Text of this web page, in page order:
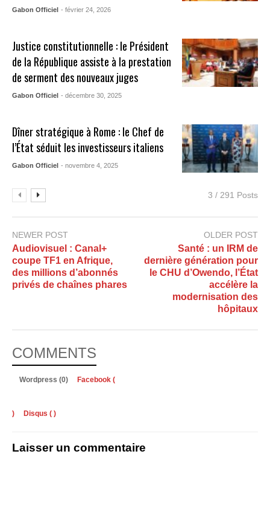
Gabon Officiel - février 24, 2026
Justice constitutionnelle : le Président
de la République assiste à la prestation
de serment des nouveaux juges
Gabon Officiel - décembre 30, 2025
Dîner stratégique à Rome : le Chef de
l’État séduit les investisseurs italiens
Gabon Officiel - novembre 4, 2025
3 / 291 Posts
NEWER POST
Audiovisuel : Canal+
coupe TF1 en Afrique,
des millions d’abonnés
privés de chaînes phares
OLDER POST
Santé : un IRM de
dernière génération pour
le CHU d’Owendo, l’État
accélère la
modernisation des
hôpitaux
COMMENTS
Wordpress (0) Facebook (
) Disqus ( )
Laisser un commentaire